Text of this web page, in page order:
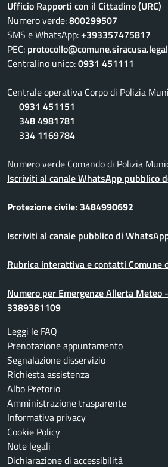
Ufficio Rapporti con il Cittadino (URC)
Numero verde:800299507
SMS e WhatsApp:+393357475817
PEC:
Centralino unico:0931 451111
Centrale operativa Corpo di Polizia
0931 451151
348 4981781
334 1169784
Numero verde Comando di Polizia
Iscriviti al canale WhatsApp pubblico
Protezione civile: 3484990692
Iscriviti al canale pubblico di
Rubrica interattiva e contatti Comune
Numero per Emergenze Allerta
3389381109
Leggi le FAQ
Prenotazione appuntamento
Segnalazione disservizio
Richiesta assistenza
Albo Pretorio
Amministrazione trasparente
Informativa privacy
Cookie Policy
Note legali
Dichiarazione di accessibilità